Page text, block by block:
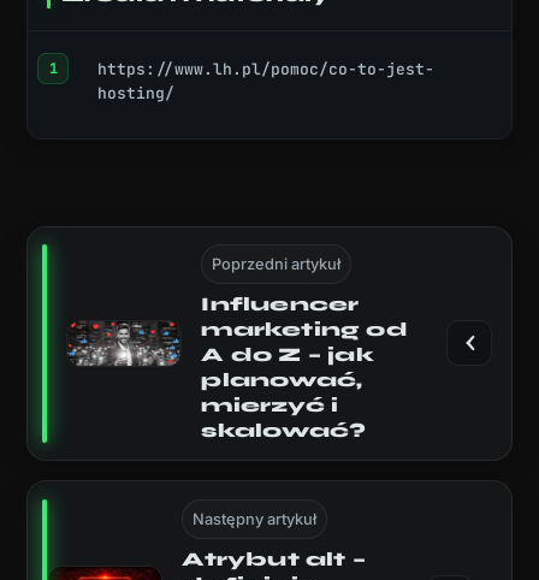
https://www.lh.pl/pomoc/co-to-jest-
hosting/
Poprzedni artykuł
Influencer
marketing od
A do Z – jak
planować,
mierzyć i
skalować?
Następny artykuł
Atrybut alt –